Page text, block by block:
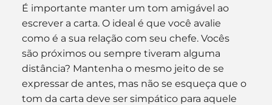
É importante manter um tom amigável ao
escrever a carta. O ideal é que você avalie
como é a sua relação com seu chefe. Vocês
são próximos ou sempre tiveram alguma
distância? Mantenha o mesmo jeito de se
expressar de antes, mas não se esqueça que o
tom da carta deve ser simpático para aquele